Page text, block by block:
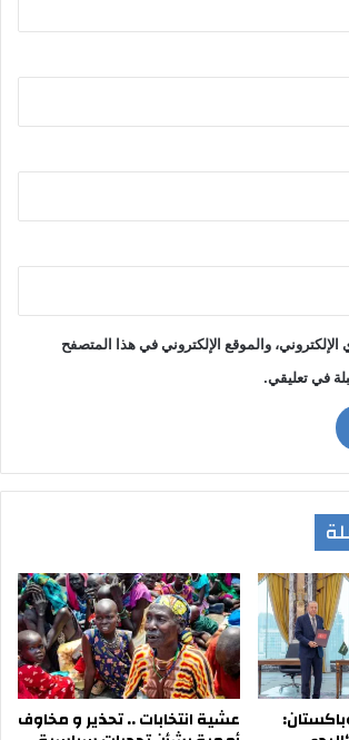
والموقع الإلكتروني في هذا المتصفح
في تعليقي.
عشية انتخابات .. تحذير و مخاوف